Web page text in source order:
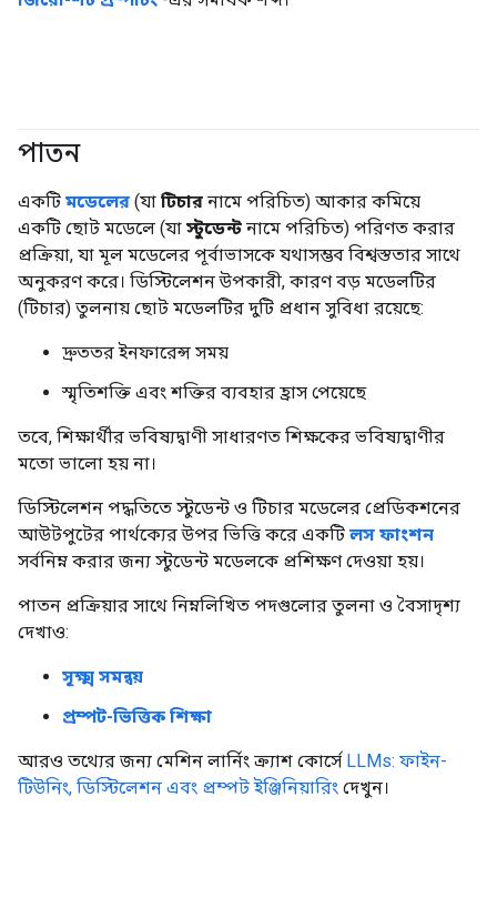
পাতন
একটি মডেলের (যা টিচার নামে পরিচিত) আকার কমিয়ে
একটি ছোট মডেলে (যা স্টুডেন্ট নামে পরিচিত) পরিণত করার
প্রক্রিয়া, যা মূল মডেলের পূর্বাভাসকে যথাসম্ভব বিশ্বস্ততার সাথে
অনুকরণ করে। ডিস্টিলেশন উপকারী, কারণ বড় মডেলটির
(টিচার) তুলনায় ছোট মডেলটির দুটি প্রধান সুবিধা রয়েছে:
দ্রুততর ইনফারেন্স সময়
স্মৃতিশক্তি এবং শক্তির ব্যবহার হ্রাস পেয়েছে
তবে, শিক্ষার্থীর ভবিষ্যদ্বাণী সাধারণত শিক্ষকের ভবিষ্যদ্বাণীর
মতো ভালো হয় না।
ডিস্টিলেশন পদ্ধতিতে স্টুডেন্ট ও টিচার মডেলের প্রেডিকশনের
আউটপুটের পার্থক্যের উপর ভিত্তি করে একটি লস ফাংশন
সর্বনিম্ন করার জন্য স্টুডেন্ট মডেলকে প্রশিক্ষণ দেওয়া হয়।
পাতন প্রক্রিয়ার সাথে নিম্নলিখিত পদগুলোর তুলনা ও বৈসাদৃশ্য
দেখাও:
সূক্ষ্ম সমন্বয়
প্রম্পট-ভিত্তিক শিক্ষা
আরও তথ্যের জন্য মেশিন লার্নিং ক্র্যাশ কোর্সে LLMs: ফাইন-
টিউনিং, ডিস্টিলেশন এবং প্রম্পট ইঞ্জিনিয়ারিং দেখুন।